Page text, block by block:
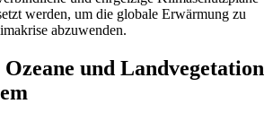
werden, um die globale Erwärmung zu
abzuwenden.
und Landvegetation